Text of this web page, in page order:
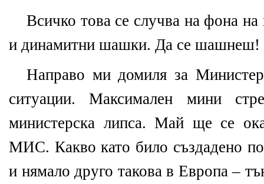
Всичко това се случва на фона
и динамитни шашки. Да се шашнеш!
Направо ми домиля за
ситуации. Максимален мини
министерска липса. Май ще се
МИС. Какво като било създадено по
и нямало друго такова в Европа –